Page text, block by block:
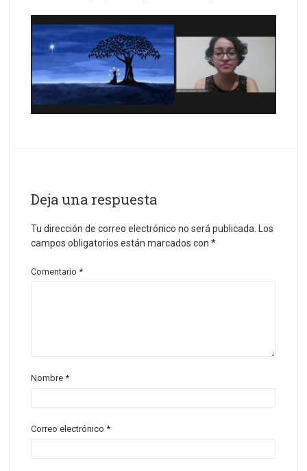
Deja una respuesta
Tu dirección de correo electrónico no será publicada.
Los
campos obligatorios están marcados con *
Comentario *
Nombre *
Correo electrónico *